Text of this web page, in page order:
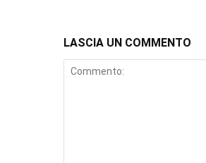
LASCIA UN COMMENTO